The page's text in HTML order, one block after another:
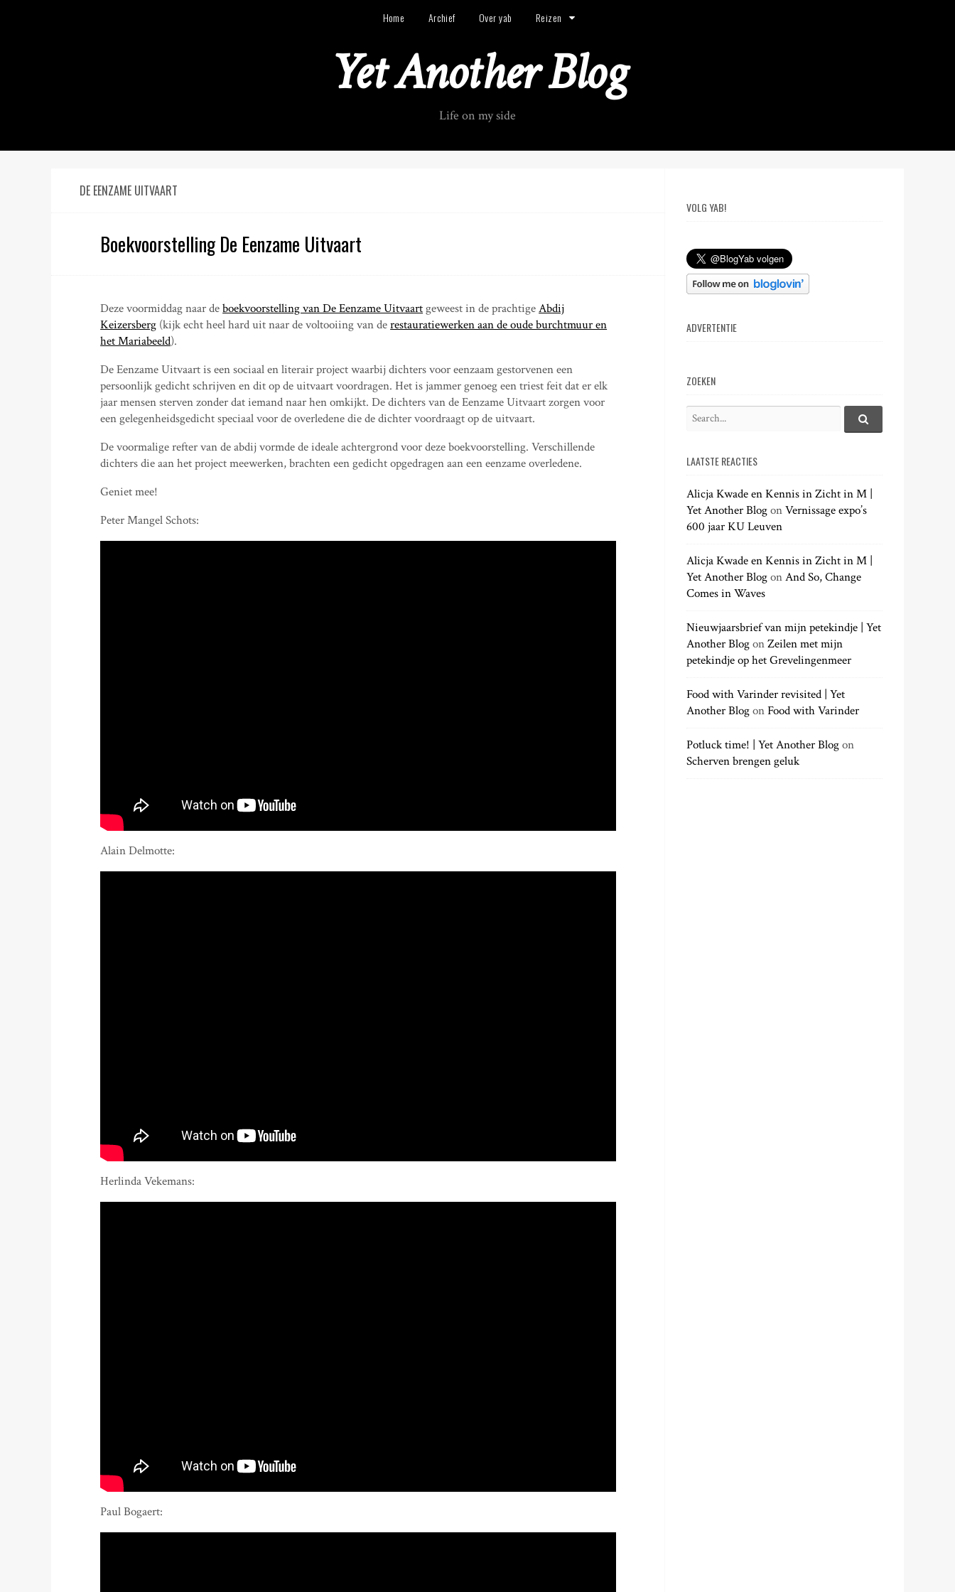
t
Home Archief Over yab Reizen
Yet Another Blog
Life on my side
DE EENZAME UITVAART
Boekvoorstelling De Eenzame Uitvaart
Deze voormiddag naar deboekvoorstelling van De Eenzame Uitvaartgeweest in de prachtigeAbdij
Keizersberg (kijk echt heel hard uit naar de voltooiing van derestauratiewerken aan de oude burchtmuur en
het Mariabeeld).
De Eenzame Uitvaart is een sociaal en literair project waarbij dichters voor eenzaam gestorvenen een
persoonlijk gedicht schrijven en dit op de uitvaart voordragen. Het is jammer genoeg een triest feit dat er elk
jaar mensen sterven zonder dat iemand naar hen omkijkt. De dichters van de Eenzame Uitvaart zorgen voor
een gelegenheidsgedicht speciaal voor de overledene die de dichter voordraagt op de uitvaart.
De voormalige refter van de abdij vormde de ideale achtergrond voor deze boekvoorstelling. Verschillende
dichters die aan het project meewerken, brachten een gedicht opgedragen aan een eenzame overledene.
Geniet mee!
Peter Mangel Schots:
Alain Delmotte:
Herlinda Vekemans:
Paul Bogaert:
VOLG YAB!
ADVERTENTIE
ZOEKEN
r
h
f
o
:
S
h
.
LAATSTE REACTIES
Alicja Kwade en Kennis in Zicht in M |
Yet Another BlogonVernissage expo’s
600 jaar KU Leuven
Alicja Kwade en Kennis in Zicht in M |
Yet Another BlogonAnd So, Change
Comes in Waves
Nieuwjaarsbrief van mijn petekindje | Yet
Another BlogonZeilen met mijn
petekindje op het Grevelingenmeer
Food with Varinder revisited | Yet
Another BlogonFood with Varinder
Potluck time! | Yet Another Blogon
Scherven brengen geluk